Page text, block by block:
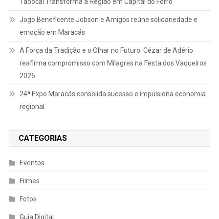
Tabocal Transforma a Região em Capital do Forró
Jogo Beneficente Jobson e Amigos reúne solidariedade e
emoção em Maracás
A Força da Tradição e o Olhar no Futuro: Cézar de Adério
reafirma compromisso com Milagres na Festa dos Vaqueiros
2026
24ª Expo Maracás consolida sucesso e impulsiona economia
regional
CATEGORIAS
Eventos
Filmes
Fotos
Guia Digital